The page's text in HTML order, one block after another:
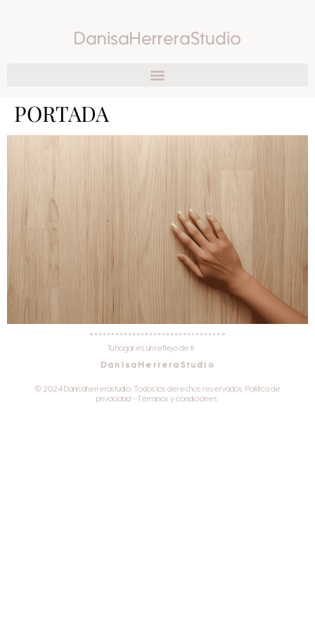
DanisaHerreraStudio
PORTADA
Tu hogar es un reflejo de ti
DanisaHerreraStudio
© 2024 Danisaherrerastudio. Todos los derechos reservados. Política de
privacidad - Términos y condiciones.